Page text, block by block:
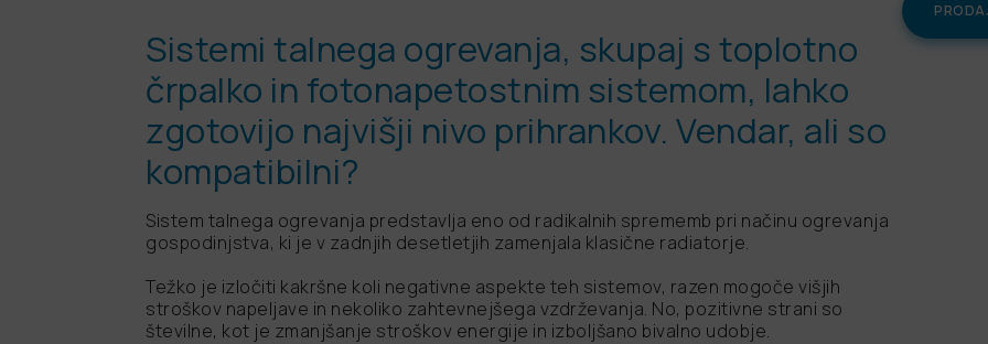
Sistemi talnega ogrevanja, skupaj s toplotno
črpalko in fotonapetostnim sistemom, lahko
zgotovijo najvišji nivo prihrankov. Vendar, ali so
kompatibilni?
Sistem talnega ogrevanja predstavlja eno od radikalnih sprememb pri načinu ogrevanja
gospodinjstva, ki je v zadnjih desetletjih zamenjala klasične radiatorje.
Težko je izločiti kakršne koli negativne aspekte teh sistemov, razen mogoče višjih
stroškov napeljave in nekoliko zahtevnejšega vzdrževanja. No, pozitivne strani so
številne, kot je zmanjšanje stroškov energije in izboljšano bivalno udobje.